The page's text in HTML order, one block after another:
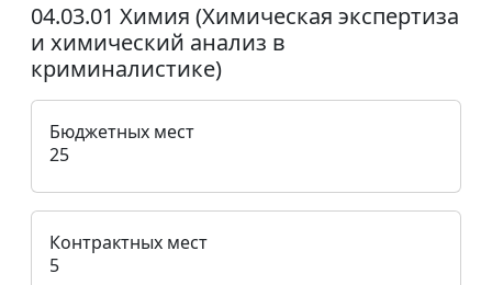
04.03.01 Химия (Химическая экспертиза
и химический анализ в
криминалистике)
Бюджетных мест
25
Контрактных мест
5